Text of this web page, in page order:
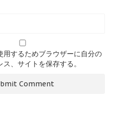
用するためブラウザーに自分の
、サイトを保存する。